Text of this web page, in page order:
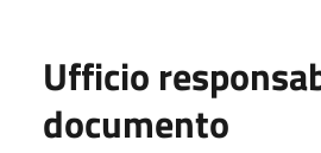
Ufficio
documento